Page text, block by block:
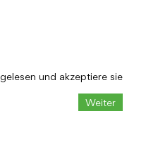
gelesen und akzeptiere sie